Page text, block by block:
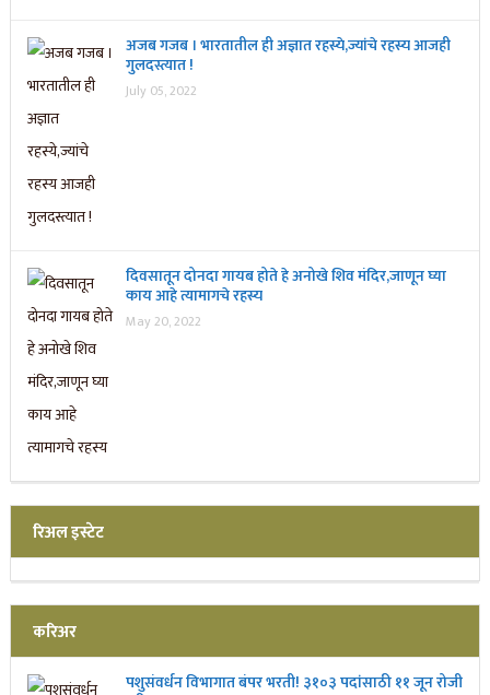
अजब गजब । भारतातील ही अज्ञात रहस्ये,ज्यांचे रहस्य आजही
गुलदस्त्यात !
July 05, 2022
दिवसातून दोनदा गायब होते हे अनोखे शिव मंदिर,जाणून घ्या
काय आहे त्यामागचे रहस्य
May 20, 2022
रिअल इस्टेट
करिअर
पशुसंवर्धन विभागात बंपर भरती! ३१०३ पदांसाठी ११ जून रोजी